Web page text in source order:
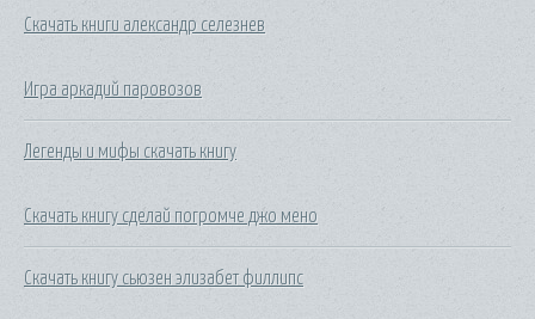
Скачать книги александр селезнев
Игра аркадий паровозов
Легенды и мифы скачать книгу
Скачать книгу сделай погромче джо мено
Скачать книгу сьюзен элизабет филлипс